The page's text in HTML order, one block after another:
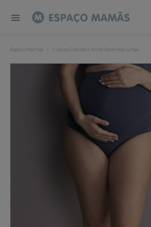
Espaço Mamãs Cuecas Gravidez Anita Seamless Larga